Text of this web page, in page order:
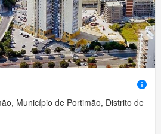
Município de Portimão, Distrito de